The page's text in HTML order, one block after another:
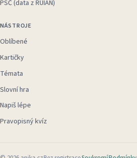
PSČ (data z RÚIAN)
NÁSTROJE
Oblíbené
Kartičky
Témata
Slovní hra
Napiš lépe
Pravopisný kvíz